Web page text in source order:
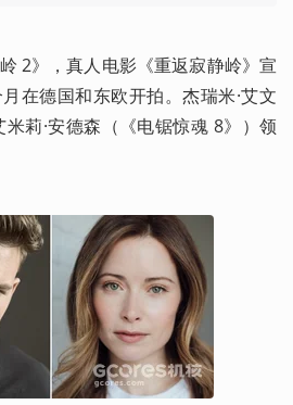
2》，真人电影《重返寂静岭》宣
在德国和东欧开拍。杰瑞米·艾文
米莉·安德森（《电锯惊魂 8》）领